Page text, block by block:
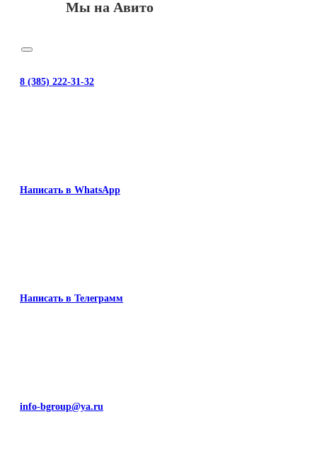
Мы на Авито
8 (385) 222-31-32
Написать в WhatsApp
Написать в Телеграмм
info-bgroup@ya.ru